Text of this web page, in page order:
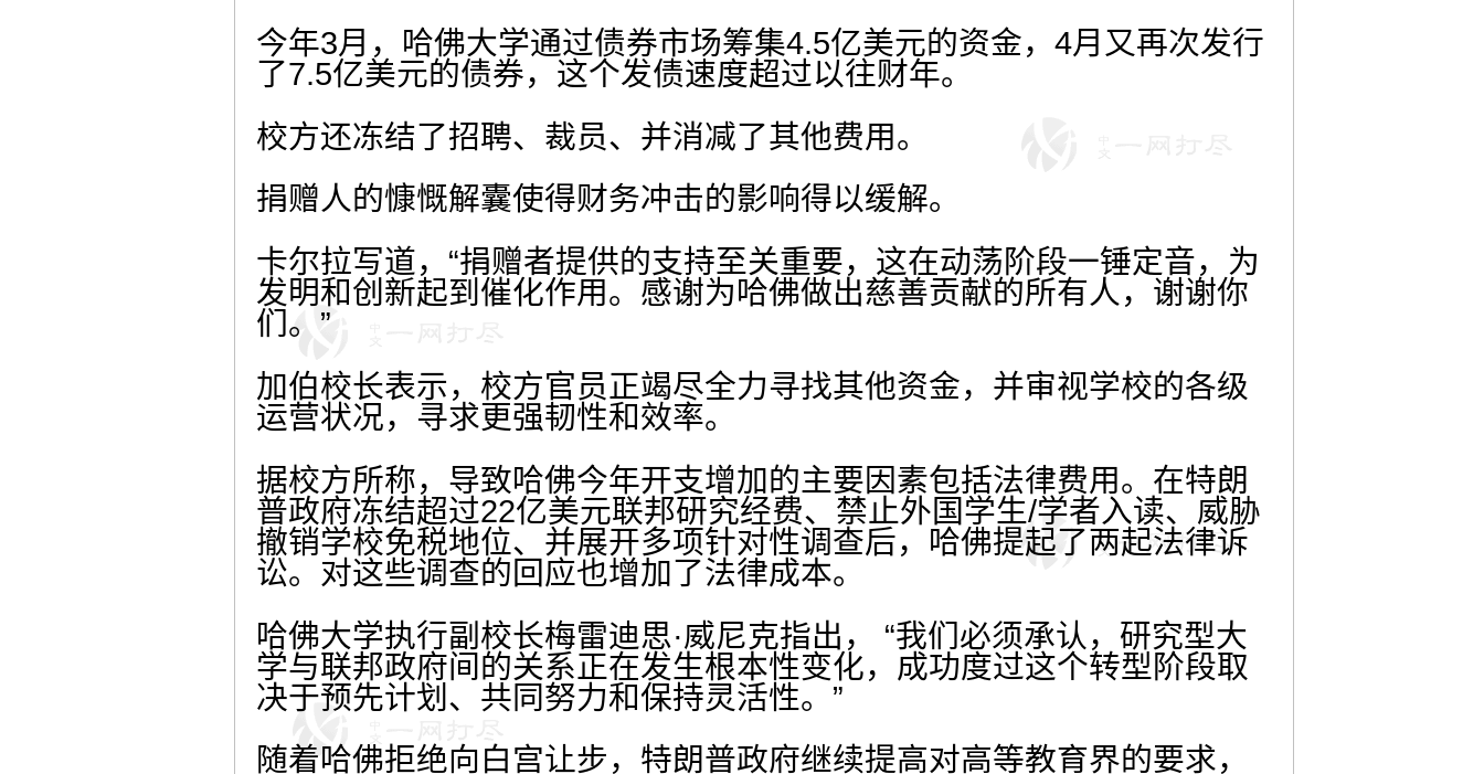
今年3月，哈佛大学通过债券市场筹集4.5亿美元的资金，4月又再次发行
了7.5亿美元的债券，这个发债速度超过以往财年。
校方还冻结了招聘、裁员、并消减了其他费用。
捐赠人的慷慨解囊使得财务冲击的影响得以缓解。
卡尔拉写道，“捐赠者提供的支持至关重要，这在动荡阶段一锤定音，为
发明和创新起到催化作用。感谢为哈佛做出慈善贡献的所有人，谢谢你
们。”
加伯校长表示，校方官员正竭尽全力寻找其他资金，并审视学校的各级
运营状况，寻求更强韧性和效率。
据校方所称，导致哈佛今年开支增加的主要因素包括法律费用。在特朗
普政府冻结超过22亿美元联邦研究经费、禁止外国学生/学者入读、威胁
撤销学校免税地位、并展开多项针对性调查后，哈佛提起了两起法律诉
讼。对这些调查的回应也增加了法律成本。
哈佛大学执行副校长梅雷迪思·威尼克指出， “我们必须承认，研究型大
学与联邦政府间的关系正在发生根本性变化，成功度过这个转型阶段取
决于预先计划、共同努力和保持灵活性。”
随着哈佛拒绝向白宫让步，特朗普政府继续提高对高等教育界的要求，